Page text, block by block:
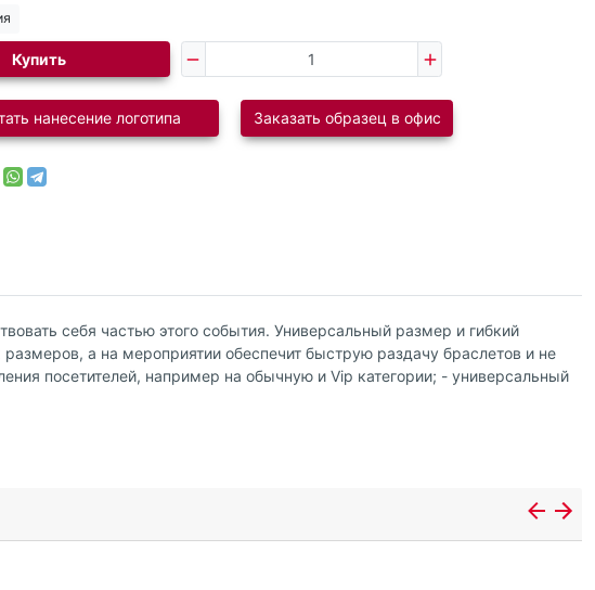
Купить
нанесение логотипа Заказать образец в офис
себя частью этого события. Универсальный размер и гибкий
а на мероприятии обеспечит быструю раздачу браслетов и не
посетителей, например на обычную и Vip категории; - универсальный